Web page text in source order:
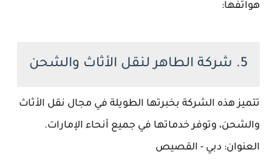
هواتفها:
5. شركة الطاهر لنقل الأثاث والشحن
تتميز هذه الشركة بخبرتها الطويلة في مجال نقل الأثاث
والشحن، وتوفر خدماتها في جميع أنحاء الإمارات.
العنوان: دبي - القصيص